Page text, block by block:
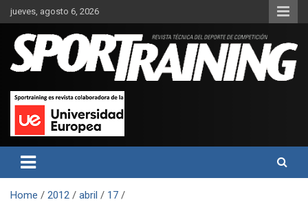
Skip
to
content
jueves, agosto 6, 2026
Revista técnica del deporte
Sport Training
rendimiento, nutrición y entrenamiento.
Home 2012 abril
17